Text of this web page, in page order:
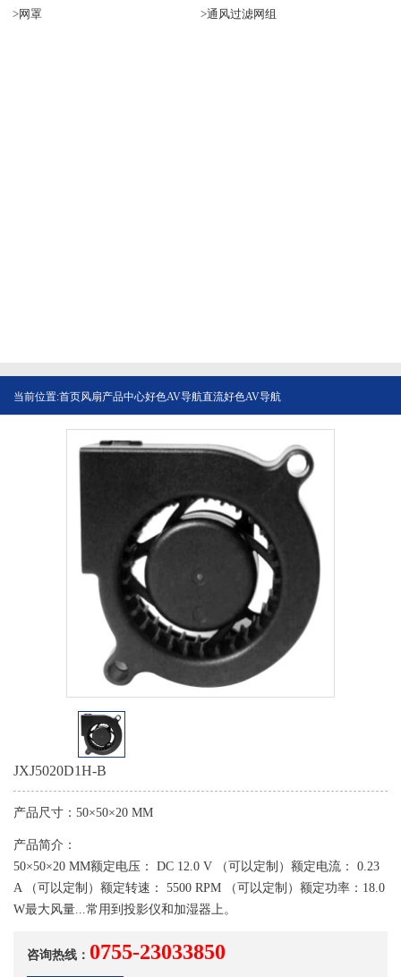
>网罩 >通风过滤网组
当前位置:首页风扇产品中心好色AV导航直流好色AV导航
JXJ5020D1H-B
产品尺寸： 50×50×20 MM
产品简介：
50×50×20 MM额定电压： DC 12.0 V （可以定制）额定电流： 0.23
A （可以定制）额定转速： 5500 RPM （可以定制）额定功率：18.0
W最大风量...常用到投影仪和加湿器上。
咨询热线： 0755-23033850